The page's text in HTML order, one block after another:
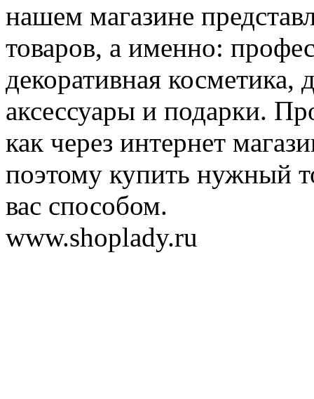
нашем магазине
товаров, а именно:
декоративная косметика,
аксессуары и подарки.
как через интернет
поэтому купить нужный
вас способом.
www.shoplady.ru